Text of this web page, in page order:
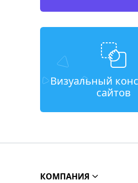
Визуальный
сайтов
КОМПАНИЯ